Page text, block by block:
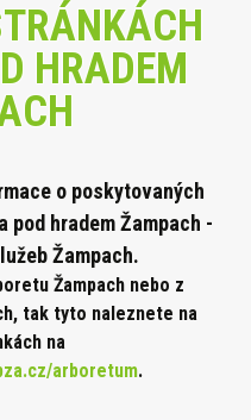
HRADEM
o poskytovaných
pod hradem Žampach -
Žampach.
Žampach nebo z
tak tyto naleznete na
na
arboretum.